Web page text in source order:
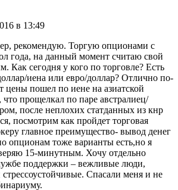
в 13:49
рекомендую. Торгую опционами с
года, на данный момент считаю свой
Как сегодня у кого по торговле? Есть
иена или евро/доллар? Отлично по-
цены пошел по иене на азиатской
прощелкал по паре австралиец/
после неплохих статданных из кнр
посмотрим как пройдет торговая
главное преимущество- вывод денег
опционам тоже варианты есть,но я
15-минутным. Хочу отдельно
поддержки – вежливые люди,
Спасали меня и не